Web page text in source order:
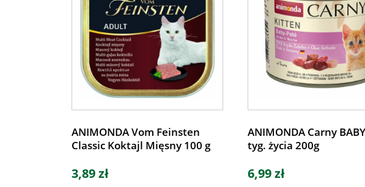
ANIMONDA Vom Feinsten
Classic Koktajl Mięsny 100 g
3,89 zł
ANIMONDA Carny
tyg. życia 200g
6,99 zł